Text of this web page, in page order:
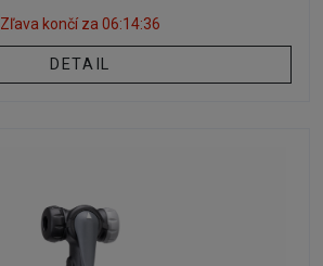
Zľava končí za 06:14:35
DETAIL